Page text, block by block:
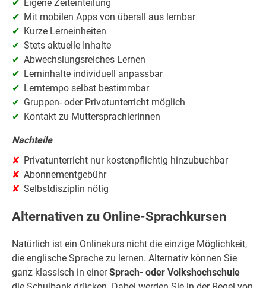
Eigene Zeiteinteilung
Mit mobilen Apps von überall aus lernbar
Kurze Lerneinheiten
Stets aktuelle Inhalte
Abwechslungsreiches Lernen
Lerninhalte individuell anpassbar
Lerntempo selbst bestimmbar
Gruppen- oder Privatunterricht möglich
Kontakt zu MuttersprachlerInnen
Nachteile
Privatunterricht nur kostenpflichtig hinzubuchbar
Abonnementgebühr
Selbstdisziplin nötig
Alternativen zu Online-Sprachkursen
Natürlich ist ein Onlinekurs nicht die einzige Möglichkeit,
die englische Sprache zu lernen. Alternativ können Sie
ganz klassisch in einerSprach- oder Volkshochschule